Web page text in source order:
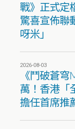
戰》正式定
驚喜宣佈聯
呀米」
2026-08-03
《鬥破蒼
萬！香港「
擔任首席推